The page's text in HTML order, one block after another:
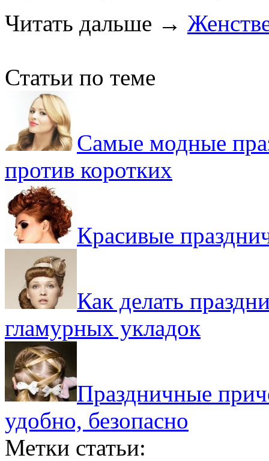
Читать дальше →
Статьи по теме
Самые модные
против коротких
Красивые
Как делать
гламурных укладок
Праздничные
удобно, безопасно
Метки статьи: